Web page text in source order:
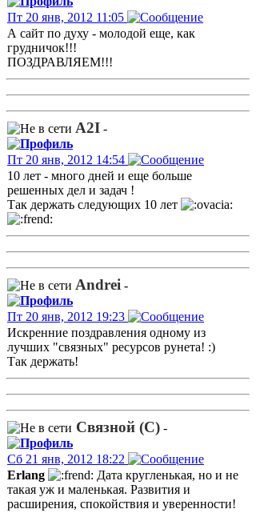
Пт 20 янв, 2012 11:05
А сайт по духу - молодой еще, как
грудничок!!!
ПОЗДРАВЛЯЕМ!!!
A2I -
Пт 20 янв, 2012 14:54
10 лет - много дней и еще больше
решенных дел и задач !
Так держать следующих 10 лет
Andrei -
Пт 20 янв, 2012 19:23
Искренние поздравления одному из
лучших "связных" ресурсов рунета! :)
Так держать!
Связной (С) -
Сб 21 янв, 2012 18:22
Erlang
Дата кругленькая, но и не
такая уж и маленькая. Развития и
расширения, спокойствия и уверенности!